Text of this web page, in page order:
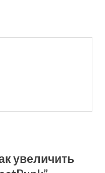
увеличить